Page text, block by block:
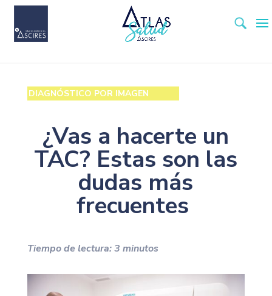
DIAGNÓSTICO POR IMAGEN
¿Vas a hacerte un
TAC? Estas son las
dudas más
frecuentes
Tiempo de lectura:3 minutos